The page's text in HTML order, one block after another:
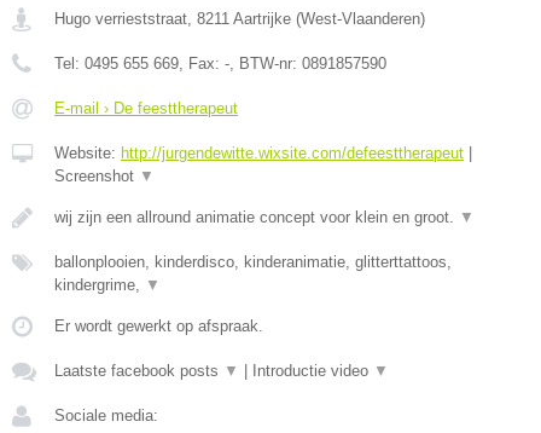
Hugo verrieststraat 8211 Aartrijke (West-Vlaanderen)
Tel: 0495 655 669 , Fax: - , BTW-nr: 0891857590
E-mail › De feesttherapeut
Website: http://jurgendewitte.wixsite.com/defeesttherapeut |
Screenshot ▼
wij zijn een allround animatie concept voor klein en groot. ▼
ballonplooien, kinderdisco, kinderanimatie, glitterttattoos,
kindergrime,
▼
Er wordt gewerkt op afspraak.
Laatste facebook posts ▼ | Introductie video ▼
Sociale media: